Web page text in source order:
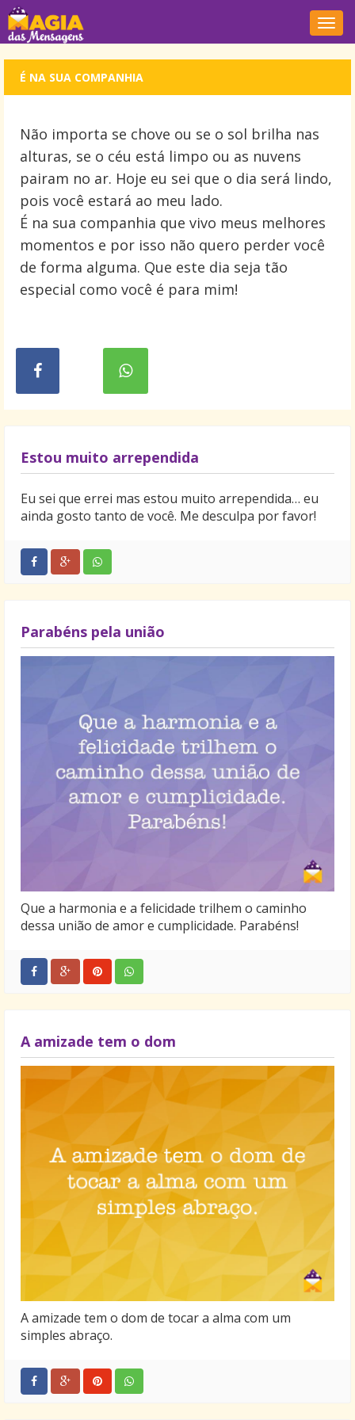
É NA SUA COMPANHIA
Não importa se chove ou se o sol brilha nas
alturas, se o céu está limpo ou as nuvens
pairam no ar. Hoje eu sei que o dia será lindo,
pois você estará ao meu lado.
É na sua companhia que vivo meus melhores
momentos e por isso não quero perder você
de forma alguma. Que este dia seja tão
especial como você é para mim!
Estou muito arrependida
Eu sei que errei mas estou muito arrependida… eu
ainda gosto tanto de você. Me desculpa por favor!
Parabéns pela união
Que a harmonia e a felicidade trilhem o caminho
dessa união de amor e cumplicidade. Parabéns!
A amizade tem o dom
A amizade tem o dom de tocar a alma com um
simples abraço.